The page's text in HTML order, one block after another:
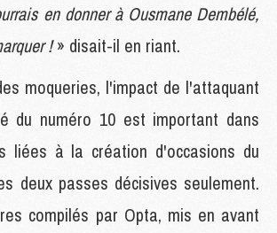
en donner à Ousmane Dembélé,
!» disait-il en riant.
moqueries, l'impact de l'attaquant
du numéro 10 est important dans
liées à la création d'occasions du
deux passes décisives seulement.
compilés par Opta, mis en avant